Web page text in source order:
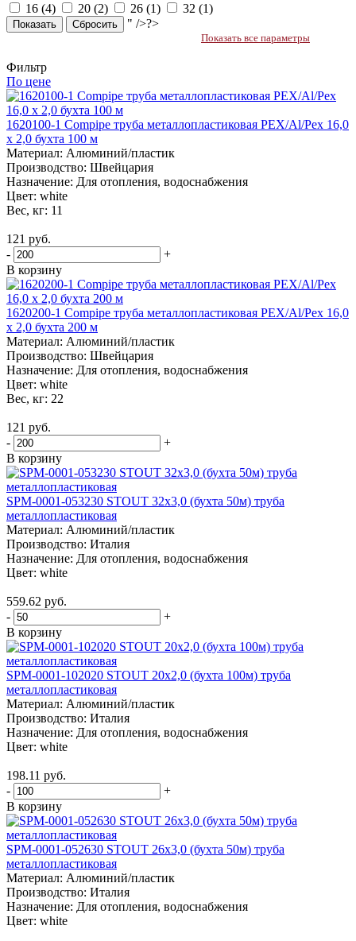
16 (4) 20 (2) 26 (1) 32 (1)
Сбросить " />?>
Показать все параметры
Фильтр
По цене
1620100-1 Compipe труба металлопластиковая PEX/Al/Pex 16,0
х 2,0 бухта 100 м
Материал: Алюминий/пластик
Производство: Швейцария
Назначение: Для отопления, водоснабжения
Цвет: white
Вес, кг: 11
121 руб.
-
+
В корзину
1620200-1 Compipe труба металлопластиковая PEX/Al/Pex 16,0
х 2,0 бухта 200 м
Материал: Алюминий/пластик
Производство: Швейцария
Назначение: Для отопления, водоснабжения
Цвет: white
Вес, кг: 22
121 руб.
-
+
В корзину
SPM-0001-053230 STOUT 32х3,0 (бухта 50м) труба
металлопластиковая
Материал: Алюминий/пластик
Производство: Италия
Назначение: Для отопления, водоснабжения
Цвет: white
559.62 руб.
-
+
В корзину
SPM-0001-102020 STOUT 20х2,0 (бухта 100м) труба
металлопластиковая
Материал: Алюминий/пластик
Производство: Италия
Назначение: Для отопления, водоснабжения
Цвет: white
198.11 руб.
-
+
В корзину
SPM-0001-052630 STOUT 26х3,0 (бухта 50м) труба
металлопластиковая
Материал: Алюминий/пластик
Производство: Италия
Назначение: Для отопления, водоснабжения
Цвет: white